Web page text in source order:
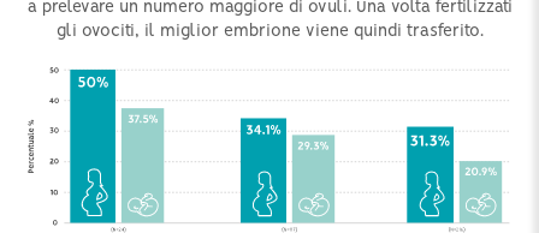
a prelevare un numero maggiore di ovuli. Una volta fertilizzati
gli ovociti, il miglior embrione viene quindi trasferito.